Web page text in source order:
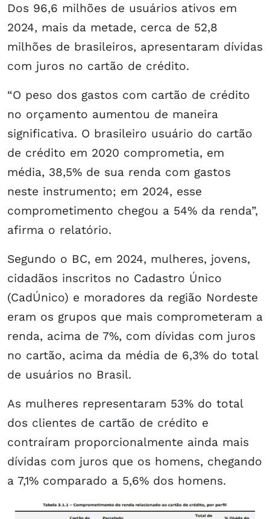
Dos 96,6 milhões de usuários ativos em
2024, mais da metade, cerca de 52,8
milhões de brasileiros, apresentaram dívidas
com juros no cartão de crédito.
“O peso dos gastos com cartão de crédito
no orçamento aumentou de maneira
significativa. O brasileiro usuário do cartão
de crédito em 2020 comprometia, em
média, 38,5% de sua renda com gastos
neste instrumento; em 2024, esse
comprometimento chegou a 54% da renda”,
afirma o relatório.
Segundo o BC, em 2024, mulheres, jovens,
cidadãos inscritos no Cadastro Único
(CadÚnico) e moradores da região Nordeste
eram os grupos que mais comprometeram a
renda, acima de 7%, com dívidas com juros
no cartão, acima da média de 6,3% do total
de usuários no Brasil.
As mulheres representaram 53% do total
dos clientes de cartão de crédito e
contraíram proporcionalmente ainda mais
dívidas com juros que os homens, chegando
a 7,1% comparado a 5,6% dos homens.